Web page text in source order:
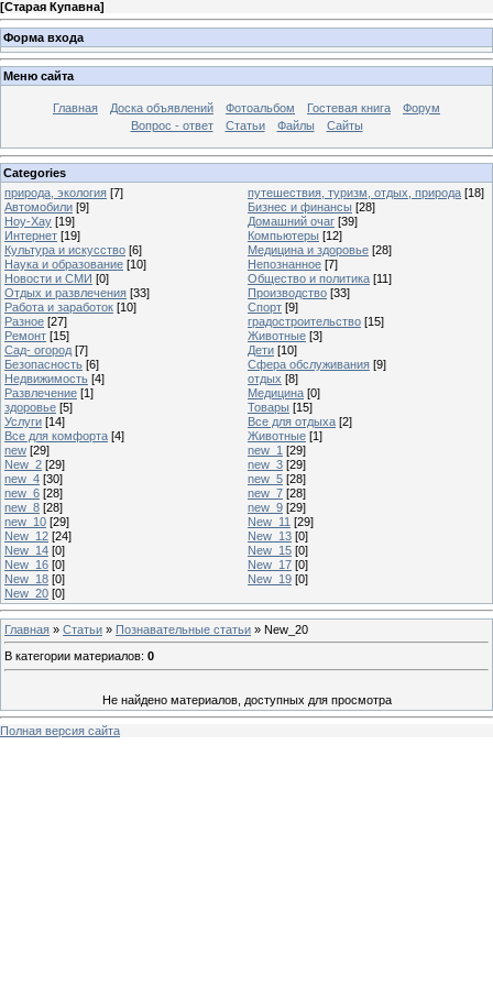
[Старая Купавна]
Форма входа
Меню сайта
Главная Доска объявлений Фотоальбом Гостевая книга
Форум
Вопрос - ответ
Статьи Файлы Сайты
Categories
природа, экология [7] путешествия, туризм, отдых, природа [18]
Автомобили [9] Бизнес и финансы [28]
Ноу-Хау [19] Домашний очаг [39]
Интернет [19] Компьютеры [12]
Культура и искусство [6] Медицина и здоровье [28]
Наука и образование [10] Непознанное [7]
Новости и СМИ [0] Общество и политика [11]
Отдых и развлечения [33] Производство [33]
Работа и заработок [10] Спорт [9]
Разное [27] градостроительство [15]
Ремонт [15] Животные [3]
Сад- огород [7] Дети [10]
Безопасность [6] Сфера обслуживания [9]
Недвижимость [4] отдых [8]
Развлечение [1] Медицина [0]
здоровье [5] Товары [15]
Услуги [14] Все для отдыха [2]
Все для комфорта [4] Животные [1]
new [29] new_1 [29]
New_2 [29] new_3 [29]
new_4 [30] new_5 [28]
new_6 [28] new_7 [28]
new_8 [28] new_9 [29]
new_10 [29] New_11 [29]
New_12 [24] New_13 [0]
New_14 [0] New_15 [0]
New_16 [0] New_17 [0]
New_18 [0] New_19 [0]
New_20 [0]
Главная » Статьи » Познавательные статьи » New_20
В категории материалов: 0
Не найдено материалов, доступных для просмотра
Полная версия сайта